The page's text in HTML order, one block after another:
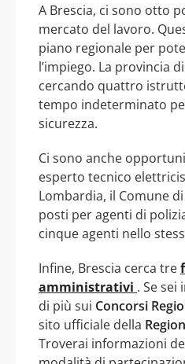
A Brescia, ci sono otto
mercato del lavoro.
piano regionale per
l’impiego. La provincia
cercando quattro
tempo indeterminato
sicurezza.
Ci sono anche
esperto tecnico
Lombardia, il Comune
posti per agenti di
cinque agenti nello
Infine, Brescia cerca tre
amministrativi . Se
di più sui Concorsi
sito ufficiale della
Troverai informazioni